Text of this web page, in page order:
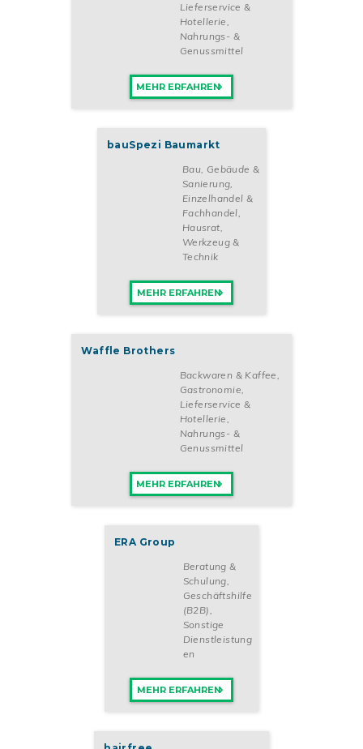
Lieferservice &
Hotellerie,
Nahrungs- &
Genussmittel
MEHR ERFAHREN
bauSpezi Baumarkt
Bau, Gebäude &
Sanierung,
Einzelhandel &
Fachhandel,
Hausrat,
Werkzeug &
Technik
MEHR ERFAHREN
Waffle Brothers
Backwaren & Kaffee,
Gastronomie,
Lieferservice &
Hotellerie,
Nahrungs- &
Genussmittel
MEHR ERFAHREN
ERA Group
Beratung &
Schulung,
Geschäftshilfe
(B2B),
Sonstige
Dienstleistung
en
MEHR ERFAHREN